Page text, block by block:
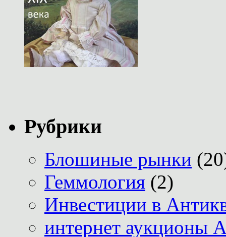
Рубрики
Блошиные рынки
Геммология (2)
Инвестиции в
интернет аукционы